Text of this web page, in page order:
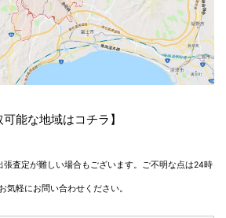
能な地域はコチラ】
査定が難しい場合もございます。ご不明な点は24時
気軽にお問い合わせください。